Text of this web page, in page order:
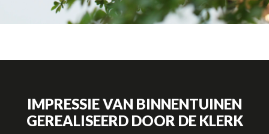
IMPRESSIE VAN BINNENTUINEN
GEREALISEERD DOOR DE KLERK